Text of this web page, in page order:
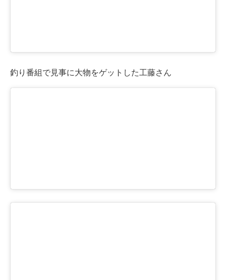
釣り番組で見事に大物をゲットした工藤さん